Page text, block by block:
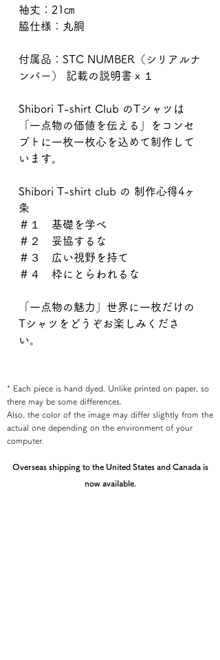
袖丈：21㎝
脇仕様：丸胴
付属品：STC NUMBER（シリアルナ
ンバー） 記載の説明書ｘ１
Shibori T-shirt Club のTシャツは
「一点物の価値を伝える」をコンセ
プトに一枚一枚心を込めて制作して
います。
Shibori T-shirt club の 制作心得4ヶ
条
＃１ 基礎を学べ
＃２ 妥協するな
＃３ 広い視野を持て
＃４ 枠にとらわれるな
「一点物の魅力」世界に一枚だけの
Tシャツをどうぞお楽しみくださ
い。
* Each piece is hand dyed. Unlike printed on paper, so
there may be some differences.
Also, the color of the image may differ slightly from the
actual one depending on the environment of your
computer.
Overseas shipping to the United States and Canada is
now available.